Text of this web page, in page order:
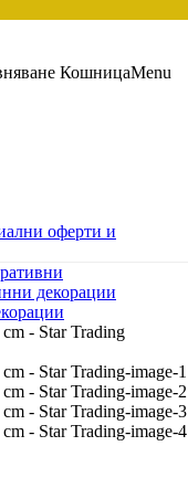
КошницаMenu
оферти и
декорации